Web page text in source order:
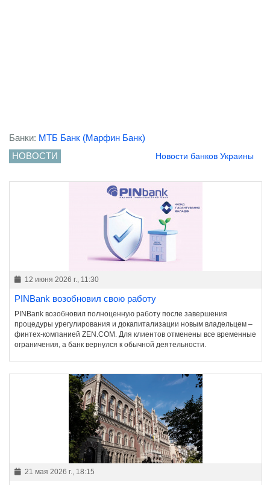
Банки: МТБ Банк (Марфин Банк)
НОВОСТИ
Новости банков Украины
12 июня 2026 г., 11:30
PINBank возобновил свою работу
PINBank возобновил полноценную работу после завершения
процедуры урегулирования и докапитализации новым владельцем –
финтех-компанией ZEN.COM. Для клиентов отменены все временные
ограничения, а банк вернулся к обычной деятельности.
21 мая 2026 г., 18:15